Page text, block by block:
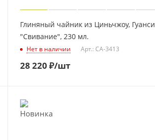
Глиняный чайник из Циньчжоу, Гуанси
"Свивание", 230 мл.
Нет в наличии Арт.: CA-3413
28 220 ₽/шт